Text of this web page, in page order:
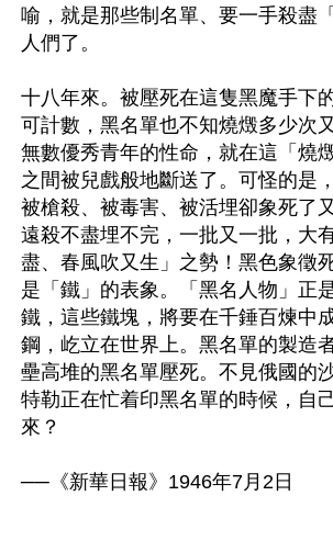
喻，就是那些制名單、要一手殺盡
人們了。
十八年來。被壓死在這隻黑魔手下
可計數，黑名單也不知燒燬多少次
無數優秀青年的性命，就在這「燒
之間被兒戲般地斷送了。可怪的是
被槍殺、被毒害、被活埋卻象死了
遠殺不盡埋不完，一批又一批，大
盡、春風吹又生」之勢！黑色象徵
是「鐵」的表象。「黑名人物」正
鐵，這些鐵塊，將要在千錘百煉中
鋼，屹立在世界上。黑名單的製造
壘高堆的黑名單壓死。不見俄國的
特勒正在忙着印黑名單的時候，自
來？
──《新華日報》1946年7月2日